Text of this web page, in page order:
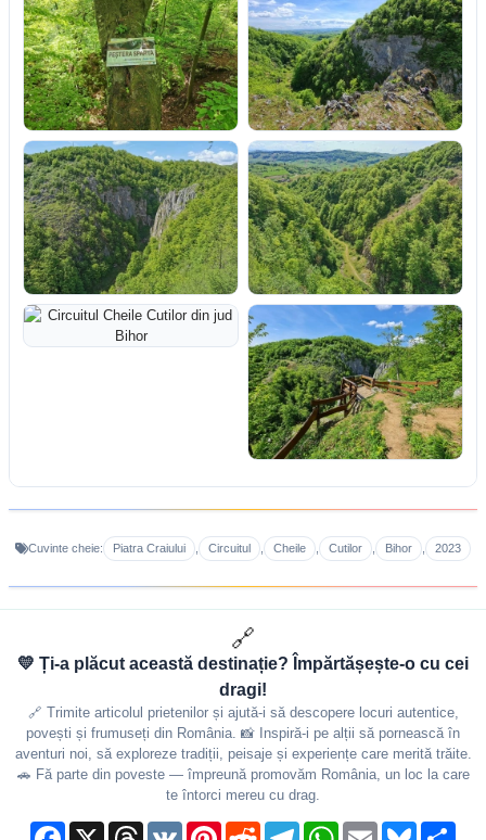
Cuvinte cheie: Piatra Craiului Circuitul Cheile Cutilor Bihor 2023
🔗
💛 Ți-a plăcut această destinație? Împărtășește-o cu cei
dragi!
🔗 Trimite articolul prietenilor și ajută-i să descopere locuri autentice,
povești și frumuseți din România. 📸 Inspiră-i pe alții să pornească în
aventuri noi, să exploreze tradiții, peisaje și experiențe care merită trăite.
🚗 Fă parte din poveste — împreună promovăm România, un loc la care
te întorci mereu cu drag.
Facebook
X ThreadsVK PinterestReddit TelegramWhatsApp
Email Bluesky